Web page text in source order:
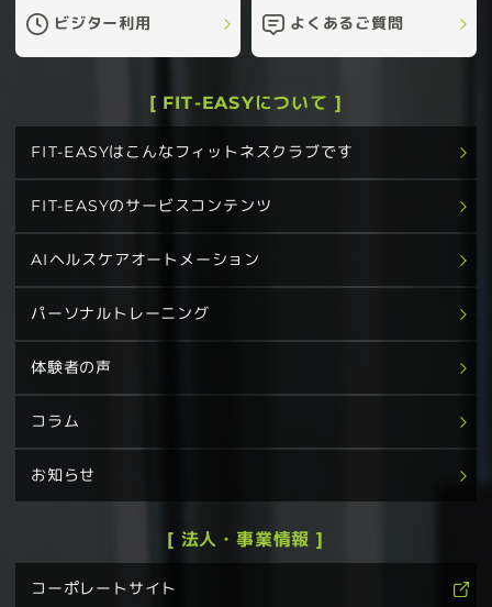
ビジター利用 よくあるご質問
[ FIT-EASYについて ]
FIT-EASYはこんなフィットネスクラブです
FIT-EASYのサービスコンテンツ
AIヘルスケアオートメーション
パーソナルトレーニング
体験者の声
コラム
お知らせ
[ 法人・事業情報 ]
コーポレートサイト